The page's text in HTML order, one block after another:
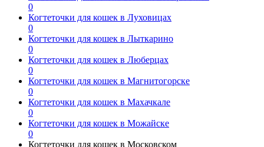
0
Когтеточки для кошек в Луховицах
0
Когтеточки для кошек в Лыткарино
0
Когтеточки для кошек в Люберцах
0
Когтеточки для кошек в Магнитогорске
0
Когтеточки для кошек в Махачкале
0
Когтеточки для кошек в Можайске
0
Когтеточки для кошек в Московском